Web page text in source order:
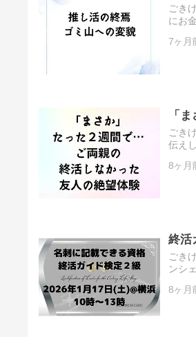
ごき
にお
の…
7ヶ月
「
ごき
伝え
で…
8ヶ月
終活
ごき
ンシ
8ヶ月